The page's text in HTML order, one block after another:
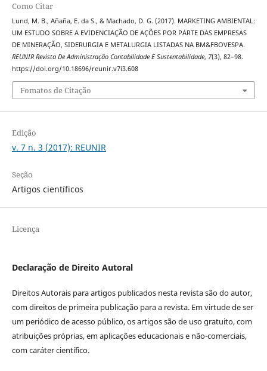
Como Citar
Lund, M. B., Añaña, E. da S., & Machado, D. G. (2017). MARKETING AMBIENTAL:
UM ESTUDO SOBRE A EVIDENCIAÇÃO DE AÇÕES POR PARTE DAS EMPRESAS
DE MINERAÇÃO, SIDERURGIA E METALURGIA LISTADAS NA BM&FBOVESPA.
REUNIR Revista De Administração Contabilidade E Sustentabilidade, 7(3), 82–98.
https://doi.org/10.18696/reunir.v7i3.608
Fomatos de Citação
Edição
v. 7 n. 3 (2017): REUNIR
Seção
Artigos científicos
Licença
Declaração de Direito Autoral
Direitos Autorais para artigos publicados nesta revista são do autor,
com direitos de primeira publicação para a revista. Em virtude de ser
um periódico de acesso público, os artigos são de uso gratuito, com
atribuições próprias, em aplicações educacionais e não-comerciais,
com caráter científico.